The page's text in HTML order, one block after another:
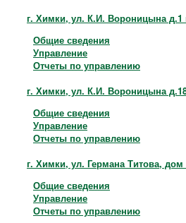
г. Химки, ул. К.И. Вороницына д.1
Общие сведения
Управление
Отчеты по управлению
г. Химки, ул. К.И. Вороницына
Общие сведения
Управление
Отчеты по управлению
г. Химки, ул. Германа Титова, дом
Общие сведения
Управление
Отчеты по управлению